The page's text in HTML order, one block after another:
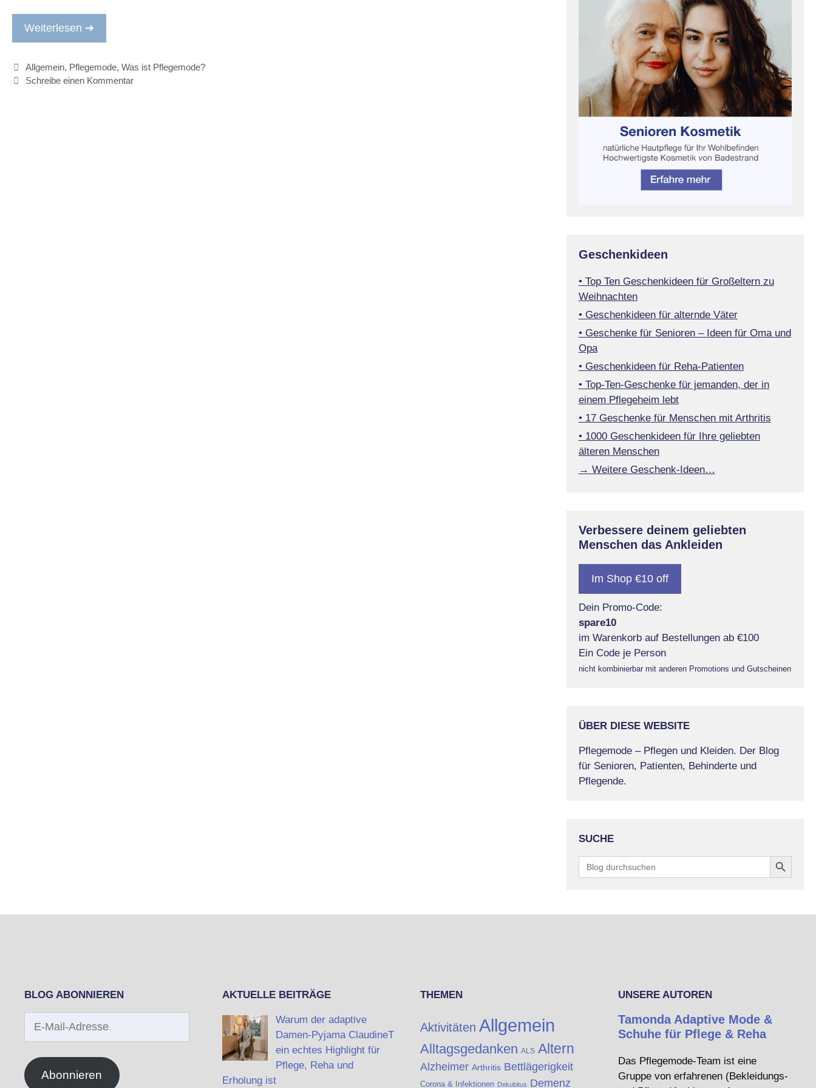
Weiterlesen ➔
Kategorien
Allgemein, Pflegemode,Was ist Pflegemode?
Schreibe einen Kommentar
Geschenkideen
• Top Ten Geschenkideen für Großeltern zu
Weihnachten
• Geschenkideen für alternde Väter
• Geschenke für Senioren – Ideen für Oma und
Opa
• Geschenkideen für Reha-Patienten
• Top-Ten-Geschenke für jemanden, der in
einem Pflegeheim lebt
• 17 Geschenke für Menschen mit Arthritis
• 1000 Geschenkideen für Ihre geliebten
älteren Menschen
→ Weitere Geschenk-Ideen…
Verbessere deinem geliebten
Menschen das Ankleiden
Im Shop €10 off
Dein Promo-Code:
spare10
im Warenkorb auf Bestellungen ab €100
Ein Code je Person
nicht kombinierbar mit anderen Promotions und Gutscheinen
ÜBER DIESE WEBSITE
Pflegemode – Pflegen und Kleiden. Der Blog
für Senioren, Patienten, Behinderte und
Pflegende.
SUCHE
Search
for:
Search Button
BLOG ABONNIEREN
Mail-
Abonnieren
AKTUELLE BEITRÄGE
Warum der adaptive
Damen-Pyjama ClaudineT
ein echtes Highlight für
Pflege, Reha und
Erholung ist
THEMEN
Aktivitäten Allgemein
Alltagsgedanken ALS Altern
Alzheimer Arthritis Bettlägerigkeit
Corona & Infektionen Dekubitus Demenz
UNSERE AUTOREN
Tamonda Adaptive Mode &
Schuhe für Pflege & Reha
Das Pflegemode-Team ist eine
Gruppe von erfahrenen (Bekleidungs-